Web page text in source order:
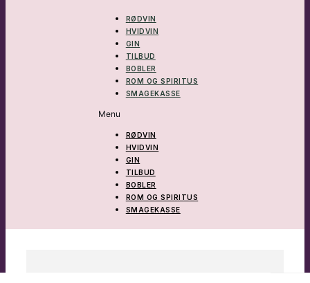
RØDVIN
HVIDVIN
GIN
TILBUD
BOBLER
ROM OG SPIRITUS
SMAGEKASSE
Menu
RØDVIN
HVIDVIN
GIN
TILBUD
BOBLER
ROM OG SPIRITUS
SMAGEKASSE